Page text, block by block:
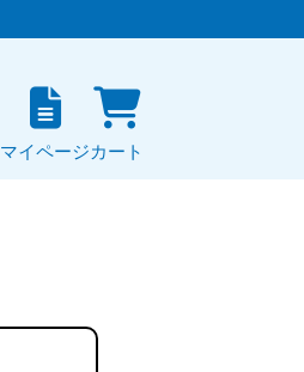
マイページカート